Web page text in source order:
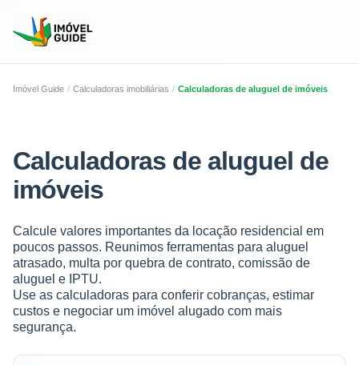
Imóvel Guide Calculadoras imobiliárias Calculadoras de aluguel de imóveis
Calculadoras de aluguel de
imóveis
Calcule valores importantes da locação residencial em
poucos passos. Reunimos ferramentas para aluguel
atrasado, multa por quebra de contrato, comissão de
aluguel e IPTU.
Use as calculadoras para conferir cobranças, estimar
custos e negociar um imóvel alugado com mais
segurança.